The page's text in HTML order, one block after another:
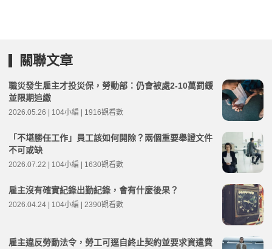
關聯文章
職災發生雇主才投災保，勞動部：仍會被處2-10萬罰鍰
並限期追繳
2026.05.26 | 104小編 | 1916觀看數
「不堪勝任工作」員工該如何開除？兩個重要舉證文件
不可或缺
2026.07.22 | 104小編 | 1630觀看數
雇主沒有確實紀錄出勤紀錄，會有什麼後果？
2026.04.24 | 104小編 | 2390觀看數
雇主違反勞動法令，勞工可逕自終止契約並要求資遣費